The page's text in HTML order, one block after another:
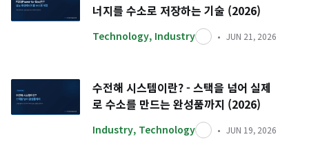
너지를 수소로 저장하는 기술 (2026)
Technology, Industry JUN 21, 2026
수전해 시스템이란? - 스택을 넘어 실제
로 수소를 만드는 완성품까지 (2026)
Industry, Technology JUN 19, 2026